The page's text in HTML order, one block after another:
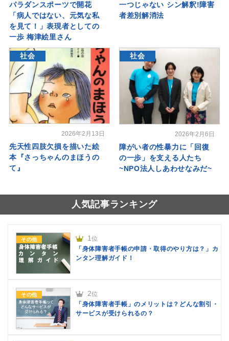
パラダンスポーツで開花
「病人ではない、元気な私
を見て！」表現者としての
一歩 梅津絵里さん
一つじゃない シン解釈!障害
者差別解消法
社会
2026年2月13日
先天性四肢欠損を描いた絵
本『さっちゃんのまほうの
て』
社会
2026年2月6日
障がい者の性暴力に「回復
の一歩」を支える人たち
~NPO法人しあわせなみだ~
人気記事ランキング
その他 1 位
「身体障害者手帳の申請・取得のやり方は？」カ
ンタン理解ガイド！
その他 2位
「身体障害者手帳」のメリットは？どんな割引・
サービスが受けられるの？